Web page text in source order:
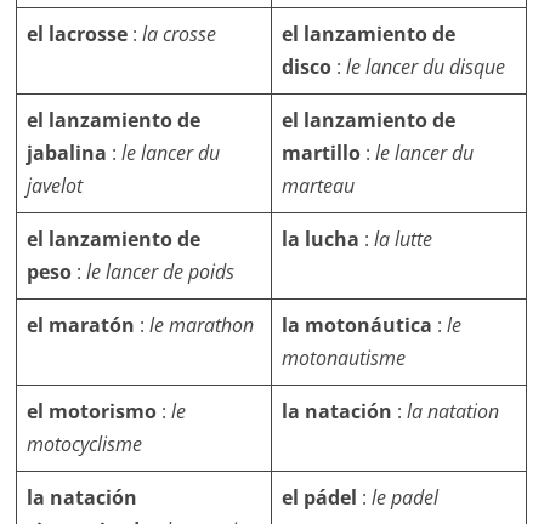
el lacrosse :la crosse
el lanzamiento de
disco :le lancer du disque
el lanzamiento de
jabalina :le lancer du
javelot
el lanzamiento de
martillo :le lancer du
marteau
el lanzamiento de
peso :le lancer de poids
la lucha :la lutte
el maratón : le marathon la motonáutica :le
motonautisme
el motorismo :le
motocyclisme
la natación :la natation
la natación
el pádel :le padel